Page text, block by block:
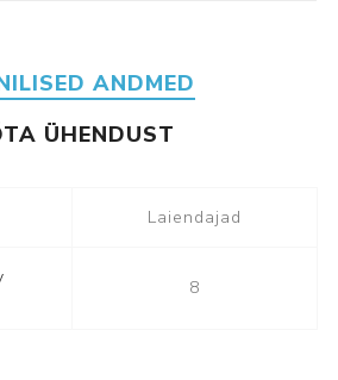
ANDMED
ÜHENDUST
Laiendajad
8